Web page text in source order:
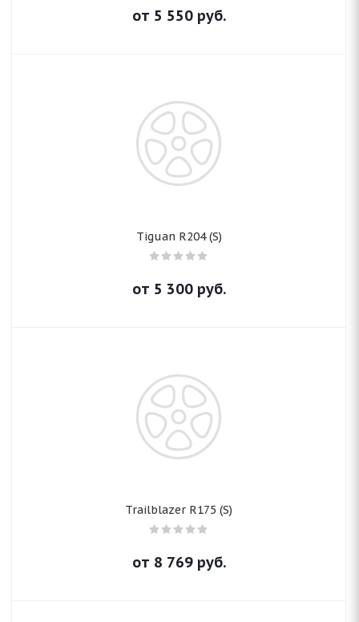
от 5 550руб.
Tiguan R204 (S)
от 5 300руб.
Trailblazer R175 (S)
от 8 769руб.